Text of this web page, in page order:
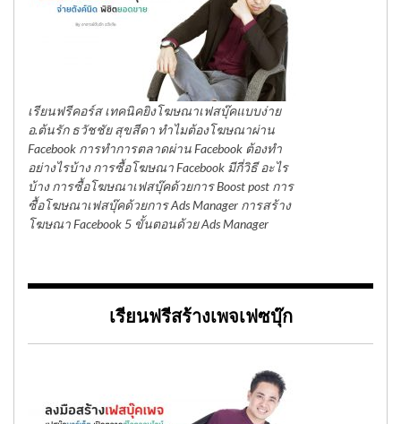
เรียนฟรีคอร์ส เทคนิคยิงโฆษณาเฟสบุ๊คแบบง่าย
อ.ต้นรัก ธวัชชัย สุขสีดา ทำไมต้องโฆษณาผ่าน
Facebook การทำการตลาดผ่าน Facebook ต้องทำ
อย่างไรบ้าง การซื้อโฆษณา Facebook มีกี่วิธี อะไร
บ้าง การซื้อโฆษณาเฟสบุ๊คด้วยการ Boost post การ
ซื้อโฆษณาเฟสบุ๊คด้วยการ Ads Manager การสร้าง
โฆษณา Facebook 5 ขั้นตอนด้วย Ads Manager
เรียนฟรีสร้างเพจเฟซบุ๊ก